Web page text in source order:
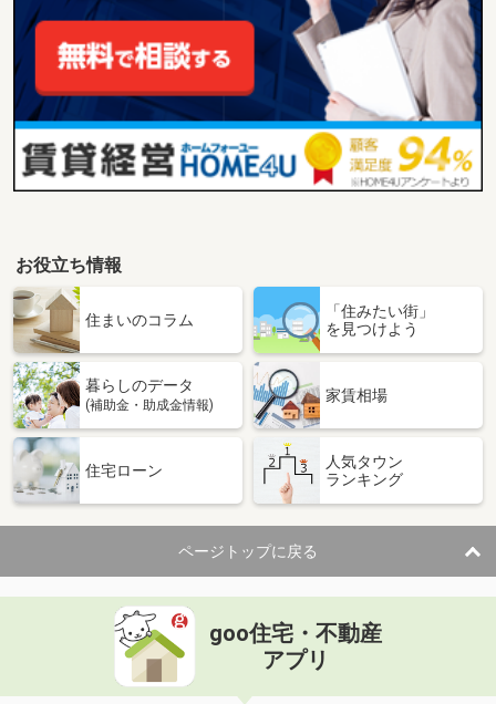
お役立ち情報
住まいのコラム
「住みたい街」
を見つけよう
暮らしのデータ
(補助金・助成金情報)
家賃相場
住宅ローン
人気タウン
ランキング
ページトップに戻る
goo住宅・不動産
アプリ